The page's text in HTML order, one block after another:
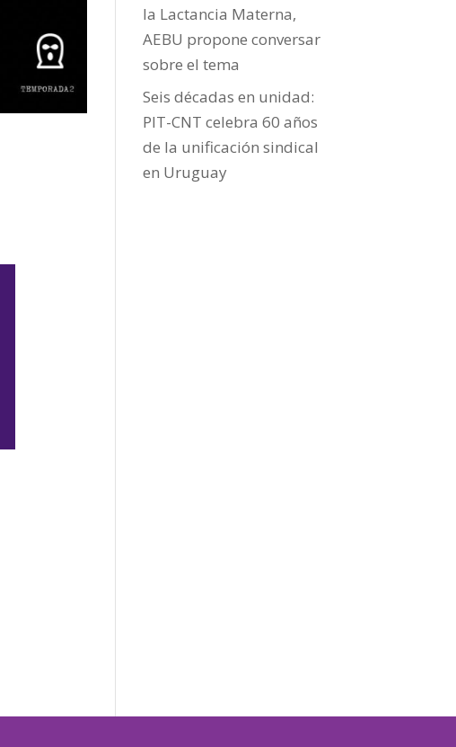
la Lactancia Materna,
AEBU propone conversar
sobre el tema
Seis décadas en unidad:
PIT-CNT celebra 60 años
de la unificación sindical
en Uruguay